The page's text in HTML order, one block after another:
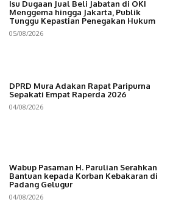
Isu Dugaan Jual Beli Jabatan di OKI
Menggema hingga Jakarta, Publik
Tunggu Kepastian Penegakan Hukum
05/08/2026
DPRD Mura Adakan Rapat Paripurna
Sepakati Empat Raperda 2026
04/08/2026
Wabup Pasaman H. Parulian Serahkan
Bantuan kepada Korban Kebakaran di
Padang Gelugur
04/08/2026